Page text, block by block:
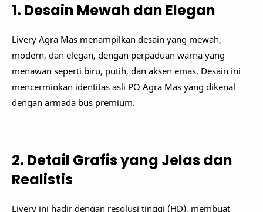
1. Desain Mewah dan Elegan
Livery Agra Mas menampilkan desain yang mewah,
modern, dan elegan, dengan perpaduan warna yang
menawan seperti biru, putih, dan aksen emas. Desain ini
mencerminkan identitas asli PO Agra Mas yang dikenal
dengan armada bus premium.
2. Detail Grafis yang Jelas dan
Realistis
Livery ini hadir dengan resolusi tinggi (HD), membuat